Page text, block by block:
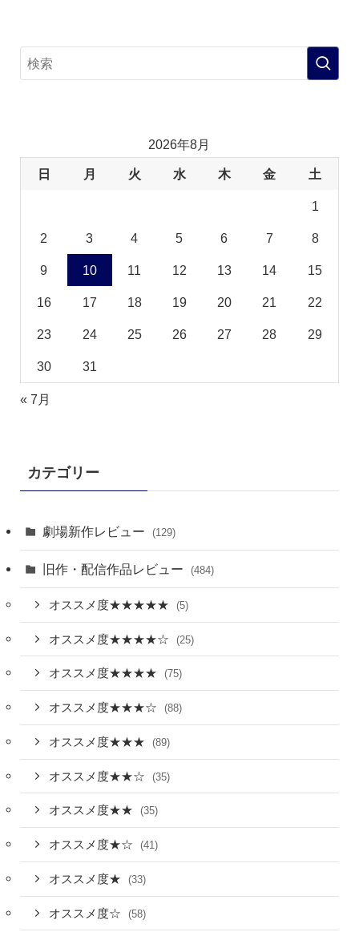
2026年8月
日 月 火 水 木 金 土
1
2 3 4 5 6 7 8
9 10 11 12 13 14 15
16 17 18 19 20 21 22
23 24 25 26 27 28 29
30 31
« 7月
カテゴリー
劇場新作レビュー (129)
旧作・配信作品レビュー (484)
オススメ度★★★★★ (5)
オススメ度★★★★☆ (25)
オススメ度★★★★ (75)
オススメ度★★★☆ (88)
オススメ度★★★ (89)
オススメ度★★☆ (35)
オススメ度★★ (35)
オススメ度★☆ (41)
オススメ度★ (33)
オススメ度☆ (58)